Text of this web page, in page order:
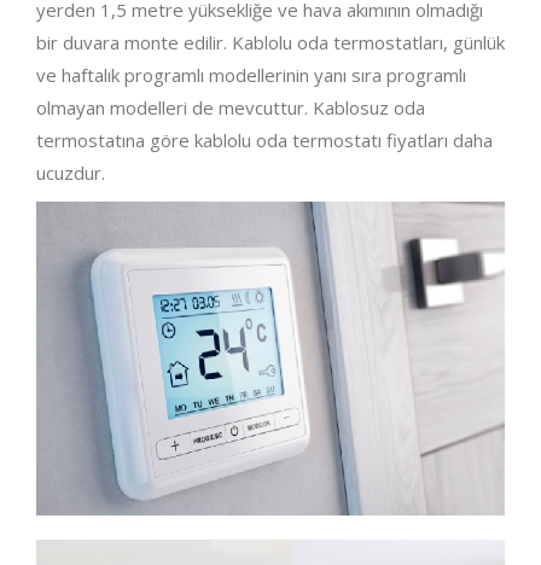
yerden 1,5 metre yüksekliğe ve hava akımının olmadığı
bir duvara monte edilir. Kablolu oda termostatları, günlük
ve haftalık programlı modellerinin yanı sıra programlı
olmayan modelleri de mevcuttur. Kablosuz oda
termostatına göre kablolu oda termostatı fiyatları daha
ucuzdur.